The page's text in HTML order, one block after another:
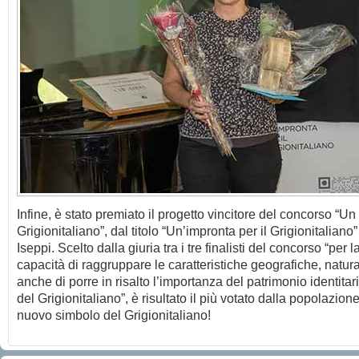
Infine, è stato premiato il progetto vincitore del concorso
Grigionitaliano”, dal titolo “Un’impronta per il
Iseppi. Scelto dalla giuria tra i tre finalisti del concorso “per
capacità di raggruppare le caratteristiche geografiche,
anche di porre in risalto l’importanza del patrimonio
del Grigionitaliano”, è risultato il più votato dalla
nuovo simbolo del Grigionitaliano!